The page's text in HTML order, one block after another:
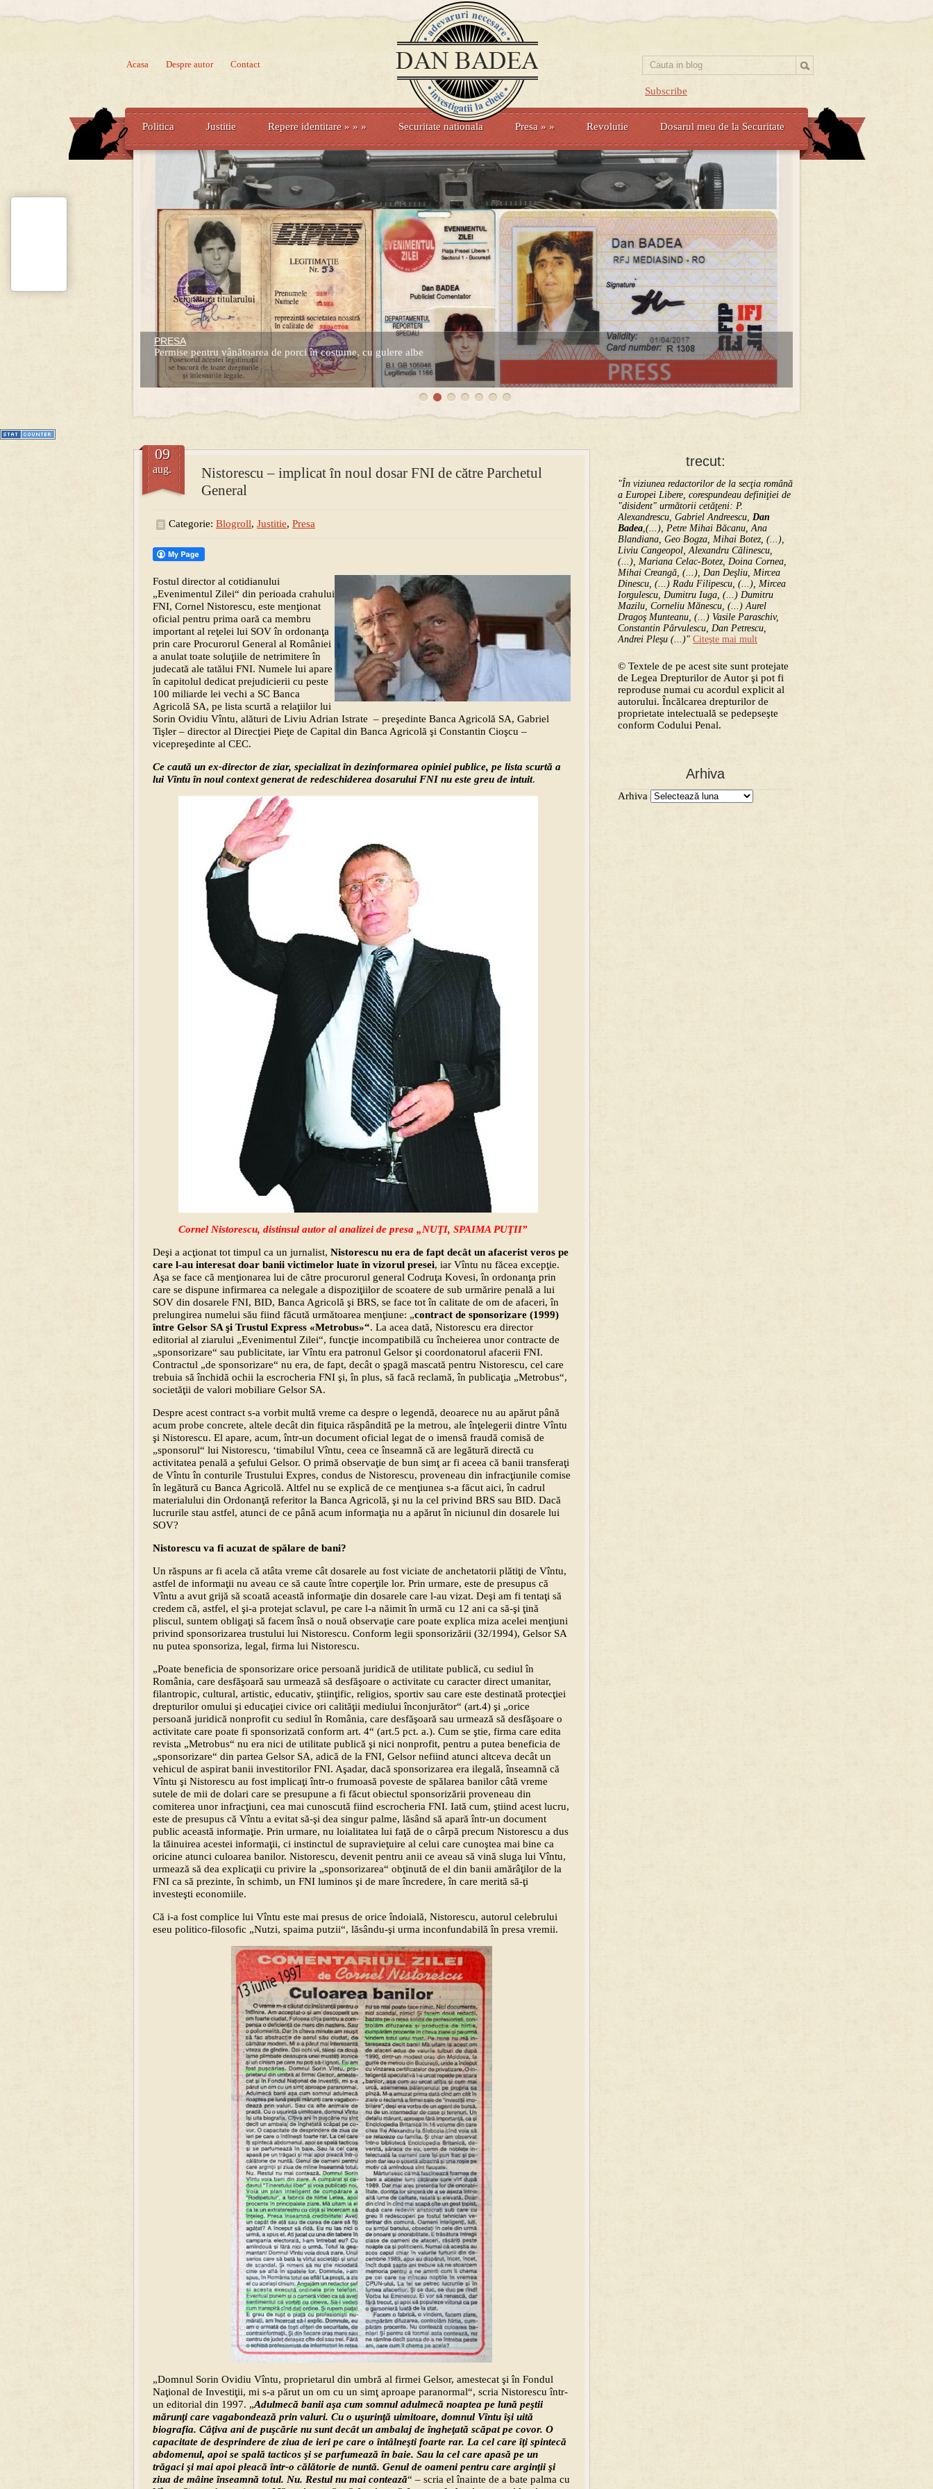
Subscribe
Acasa Despre autor Contact
Politica Justitie Repere identitare » » » Securitate nationala Presa » » Revolutie Dosarul meu de la Securitate
PRESA
Permise pentru vânătoarea de porci în costume, cu gulere albe
Prima mea carte publicata (Nemira)
Averea Presedintelui: prima lucrare despre controversatele conturi secrete ale Securitatii.
trecut:
"În viziunea redactorilor de la secţia română
a Europei Libere, corespundeau definiţiei de
"disident" următorii ce­tă­ţeni: P.
Alexandrescu, Gabriel Andreescu, Dan
Badea,(...), Petre Mihai Băcanu, Ana
Blandiana, Geo Bogza, Mihai Botez, (...),
Liviu Cangeopol, Alexandru Călinescu,
(...), Mariana Celac-Botez, Doina Cornea,
Mihai Creangă, (...), Dan Deşliu, Mircea
Dinescu, (...) Radu Filipescu, (...), Mircea
Iorgulescu, Dumitru Iuga, (...) Dumitru
Mazilu, Corneliu Mănescu, (...) Aurel
Dragoş Munteanu, (...) Vasile Paraschiv,
Constantin Pârvulescu, Dan Petrescu,
Andrei Pleşu (...)" Citeşte mai mult
© Textele de pe acest site sunt protejate
de Legea Drepturilor de Autor şi pot fi
reproduse numai cu acordul explicit al
autorului. Încălcarea drepturilor de
proprietate intelectuală se pedepseşte
conform Codului Penal.
Arhiva
Arhiva
Nistorescu – implicat în noul dosar FNI de către Parchetul
General
09
aug.
Categorie: Blogroll, Justitie, Presa
Fostul director al cotidianului
„Evenimentul Zilei“ din perioada crahului
FNI, Cornel Nistorescu, este menţionat
oficial pentru prima oară ca membru
important al reţelei lui SOV în ordonanţa
prin care Procurorul General al României
a anulat toate soluţiile de netrimitere în
judecată ale tatălui FNI. Numele lui apare
în capitolul dedicat prejudicierii cu peste
100 miliarde lei vechi a SC Banca
Agricolă SA, pe lista scurtă a relaţiilor lui
Sorin Ovidiu Vîntu, alături de Liviu Adrian Istrate – preşedinte Banca Agricolă SA, Gabriel
Tişler – director al Direcţiei Pieţe de Capital din Banca Agricolă şi Constantin Cioşcu –
vicepreşedinte al CEC.
Ce caută un ex-director de ziar, specializat în dezinformarea opiniei publice, pe lista scurtă a
lui Vîntu în noul context generat de redeschiderea dosarului FNI nu este greu de intuit.
Cornel Nistorescu, distinsul autor al analizei de presa „NUŢI, SPAIMA PUŢII”
Deşi a acţionat tot timpul ca un jurnalist, Nistorescu nu era de fapt decât un afacerist veros pe
care l-au interesat doar banii victimelor luate în vizorul presei, iar Vîntu nu făcea excepţie.
Aşa se face că menţionarea lui de către procurorul general Codruţa Kovesi, în ordonanţa prin
care se dispune infirmarea ca nelegale a dispoziţiilor de scoatere de sub urmărire penală a lui
SOV din dosarele FNI, BID, Banca Agricolă şi BRS, se face tot în calitate de om de afaceri, în
prelungirea numelui său fiind făcută următoarea menţiune: „contract de sponsorizare (1999)
între Gelsor SA şi Trustul Express «Metrobus»“. La acea dată, Nistorescu era director
editorial al ziarului „Evenimentul Zilei“, funcţie incompatibilă cu încheierea unor contracte de
„sponsorizare“ sau publicitate, iar Vîntu era patronul Gelsor şi coordonatorul afacerii FNI.
Contractul „de sponsorizare“ nu era, de fapt, decât o şpagă mascată pentru Nistorescu, cel care
trebuia să închidă ochii la escrocheria FNI şi, în plus, să facă reclamă, în publicaţia „Metrobus“,
societăţii de valori mobiliare Gelsor SA.
Despre acest contract s-a vorbit multă vreme ca despre o legendă, deoarece nu au apărut până
acum probe concrete, altele decât din fiţuica răspândită pe la metrou, ale înţelegerii dintre Vîntu
şi Nistorescu. El apare, acum, într-un document oficial legat de o imensă fraudă comisă de
„sponsorul“ lui Nistorescu, ‘timabilul Vîntu, ceea ce înseamnă că are legătură directă cu
activitatea penală a şefului Gelsor. O primă observaţie de bun simţ ar fi aceea că banii transferaţi
de Vîntu în conturile Trustului Expres, condus de Nistorescu, proveneau din infracţiunile comise
în legătură cu Banca Agricolă. Altfel nu se explică de ce menţiunea s-a făcut aici, în cadrul
materialului din Ordonanţă referitor la Banca Agricolă, şi nu la cel privind BRS sau BID. Dacă
lucrurile stau astfel, atunci de ce până acum informaţia nu a apărut în niciunul din dosarele lui
SOV?
Nistorescu va fi acuzat de spălare de bani?
Un răspuns ar fi acela că atâta vreme cât dosarele au fost viciate de anchetatorii plătiţi de Vîntu,
astfel de informaţii nu aveau ce să caute între coperţile lor. Prin urmare, este de presupus că
Vîntu a avut grijă să scoată această informaţie din dosarele care l-au vizat. Deşi am fi tentaţi să
credem că, astfel, el şi-a protejat sclavul, pe care l-a năimit în urmă cu 12 ani ca să-şi ţină
pliscul, suntem obligaţi să facem însă o nouă observaţie care poate explica miza acelei menţiuni
privind sponsorizarea trustului lui Nistorescu. Conform legii sponsorizării (32/1994), Gelsor SA
nu putea sponsoriza, legal, firma lui Nistorescu.
„Poate beneficia de sponsorizare orice persoană juridică de utilitate publică, cu sediul în
România, care desfăşoară sau urmează să desfăşoare o activitate cu caracter direct umanitar,
filantropic, cultural, artistic, educativ, ştiinţific, religios, sportiv sau care este destinată protecţiei
drepturilor omului şi educaţiei civice ori calităţii mediului înconjurător“ (art.4) şi „orice
persoană juridică nonprofit cu sediul în România, care desfăşoară sau urmează să desfăşoare o
activitate care poate fi sponsorizată conform art. 4“ (art.5 pct. a.). Cum se ştie, firma care edita
revista „Metrobus“ nu era nici de utilitate publică şi nici nonprofit, pentru a putea beneficia de
„sponsorizare“ din partea Gelsor SA, adică de la FNI, Gelsor nefiind atunci altceva decât un
vehicul de aspirat banii investitorilor FNI. Aşadar, dacă sponsorizarea era ilegală, înseamnă că
Vîntu şi Nistorescu au fost implicaţi într-o frumoasă poveste de spălarea banilor câtă vreme
sutele de mii de dolari care se presupune a fi făcut obiectul sponsorizării proveneau din
comiterea unor infracţiuni, cea mai cunoscută fiind escrocheria FNI. Iată cum, ştiind acest lucru,
este de presupus că Vîntu a evitat să-şi dea singur palme, lăsând să apară într-un document
public această informaţie. Prin urmare, nu loialitatea lui faţă de o cârpă precum Nistorescu a dus
la tăinuirea acestei informaţii, ci instinctul de supravieţuire al celui care cunoştea mai bine ca
oricine atunci culoarea banilor. Nistorescu, devenit pentru anii ce aveau să vină sluga lui Vîntu,
urmează să dea explicaţii cu privire la „sponsorizarea“ obţinută de el din banii amărâţilor de la
FNI ca să prezinte, în schimb, un FNI luminos şi de mare încredere, în care merită să-ţi
investeşti economiile.
Că i-a fost complice lui Vîntu este mai presus de orice îndoială, Nistorescu, autorul celebrului
eseu politico-filosofic „Nutzi, spaima putzii“, lăsându-şi urma inconfundabilă în presa vremii.
„Domnul Sorin Ovidiu Vîntu, proprietarul din umbră al firmei Gelsor, amestecat şi în Fondul
Naţional de Investiţii, mi s-a părut un om cu un simţ aproape paranormal“, scria Nistorescu într-
un editorial din 1997. „Adulmecă banii aşa cum somnul adulmecă noaptea pe lună peştii
mărunţi care vagabondează prin valuri. Cu o uşurinţă uimitoare, domnul Vîntu îşi uită
biografia. Câţiva ani de puşcărie nu sunt decât un ambalaj de îngheţată scăpat pe covor. O
capacitate de desprindere de ziua de ieri pe care o întâlneşti foarte rar. La cel care îţi spintecă
abdomenul, apoi se spală tacticos şi se parfumează în baie. Sau la cel care apasă pe un
trăgaci şi mai apoi pleacă într-o călătorie de nuntă. Genul de oameni pentru care arginţii şi
ziua de mâine înseamnă totul. Nu. Restul nu mai contează“ – scria el înainte de a bate palma cu